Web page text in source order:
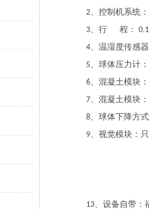
2、控制机系统
3、行 程：
4、温湿度传感
5、球体压力计：
6、混凝土模块：
7、混凝土模块
8、球体下降方
9、视觉模块：
13、设备自带：